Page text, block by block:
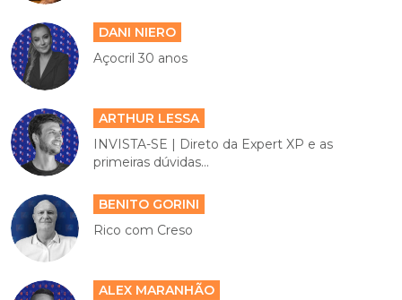
DANI NIERO
Açocril 30 anos
ARTHUR LESSA
INVISTA-SE | Direto da Expert XP e as
primeiras dúvidas...
BENITO GORINI
Rico com Creso
ALEX MARANHÃO